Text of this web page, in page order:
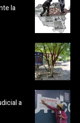
la
a